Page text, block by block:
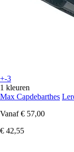
+-3
1 kleuren
Max Capdebarthes
Vanaf € 57,00
€ 42,55